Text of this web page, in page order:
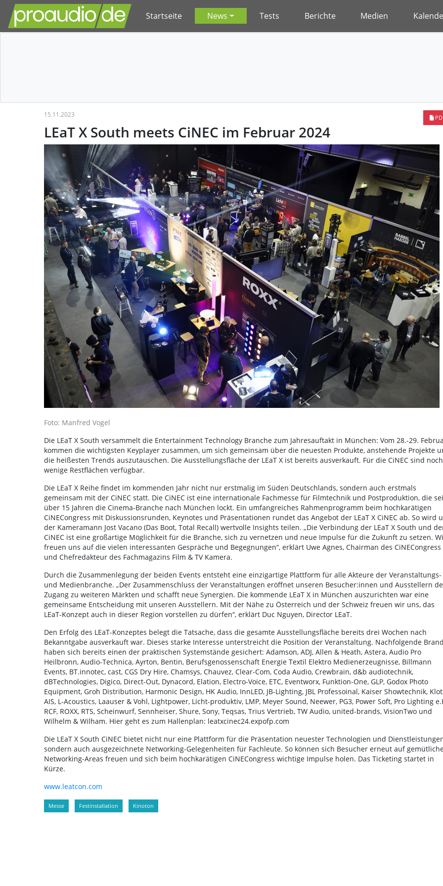
Startseite News Tests Berichte Medien
15.11.2023
LEaT X South meets CiNEC im Februar 2024
Foto: Manfred Vogel
Die LEaT X South versammelt die Entertainment Technology Branche zum Jahresauftakt in München: Vom 28.-29.
kommen die wichtigsten Keyplayer zusammen, um sich gemeinsam über die neuesten Produkte, anstehende Projekte
die heißesten Trends auszutauschen. Die Ausstellungsfläche der LEaT X ist bereits ausverkauft. Für die CiNEC sind noch
wenige Restflächen verfügbar.
Die LEaT X Reihe findet im kommenden Jahr nicht nur erstmalig im Süden Deutschlands, sondern auch erstmals
gemeinsam mit der CiNEC statt. Die CiNEC ist eine internationale Fachmesse für Filmtechnik und Postproduktion, die
über 15 Jahren die Cinema-Branche nach München lockt. Ein umfangreiches Rahmenprogramm beim hochkarätigen
CiNECongress mit Diskussionsrunden, Keynotes und Präsentationen rundet das Angebot der LEaT X CiNEC ab. So wird
der Kameramann Jost Vacano (Das Boot, Total Recall) wertvolle Insights teilen. „Die Verbindung der LEaT X South und
CiNEC ist eine großartige Möglichkeit für die Branche, sich zu vernetzen und neue Impulse für die Zukunft zu setzen.
freuen uns auf die vielen interessanten Gespräche und Begegnungen“, erklärt Uwe Agnes, Chairman des CiNECongress
und Chefredakteur des Fachmagazins Film & TV Kamera.
Durch die Zusammenlegung der beiden Events entsteht eine einzigartige Plattform für alle Akteure der Veranstaltungs-
und Medienbranche. „Der Zusammenschluss der Veranstaltungen eröffnet unseren Besucher:innen und Ausstellern
Zugang zu weiteren Märkten und schafft neue Synergien. Die kommende LEaT X in München auszurichten war eine
gemeinsame Entscheidung mit unseren Ausstellern. Mit der Nähe zu Österreich und der Schweiz freuen wir uns, das
LEaT-Konzept auch in dieser Region vorstellen zu dürfen“, erklärt Duc Nguyen, Director LEaT.
Den Erfolg des LEaT-Konzeptes belegt die Tatsache, dass die gesamte Ausstellungsfläche bereits drei Wochen nach
Bekanntgabe ausverkauft war. Dieses starke Interesse unterstreicht die Position der Veranstaltung. Nachfolgende
haben sich bereits einen der praktischen Systemstände gesichert: Adamson, ADJ, Allen & Heath, Astera, Audio Pro
Heilbronn, Audio-Technica, Ayrton, Bentin, Berufsgenossenschaft Energie Textil Elektro Medienerzeugnisse, Billmann
Events, BT.innotec, cast, CGS Dry Hire, Chamsys, Chauvez, Clear-Com, Coda Audio, Crewbrain, d&b audiotechnik,
dBTechnologies, Digico, Direct-Out, Dynacord, Elation, Electro-Voice, ETC, Eventworx, Funktion-One, GLP, Godox Photo
Equipment, Groh Distribution, Harmonic Design, HK Audio, InnLED, JB-Lighting, JBL Professoinal, Kaiser Showtechnik,
AIS, L-Acoustics, Laauser & Vohl, Lightpower, Licht-produktiv, LMP, Meyer Sound, Neewer, PG3, Power Soft, Pro Lighting
RCF, ROXX, RTS, Scheinwurf, Sennheiser, Shure, Sony, Teqsas, Trius Vertrieb, TW Audio, united-brands, VisionTwo und
Wilhelm & Wilham. Hier geht es zum Hallenplan: leatxcinec24.expofp.com
Die LEaT X South CiNEC bietet nicht nur eine Plattform für die Präsentation neuester Technologien und
sondern auch ausgezeichnete Networking-Gelegenheiten für Fachleute. So können sich Besucher erneut auf
Networking-Areas freuen und sich beim hochkarätigen CiNECongress wichtige Impulse holen. Das Ticketing startet in
Kürze.
www.leatcon.com
Messe Festinstallation Kinoton